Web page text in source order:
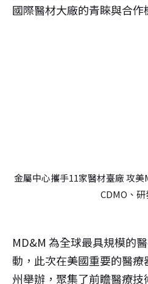
國際醫材大廠的青睞與合作
金屬中心攜手11家醫材臺廠 攻
CDMO、
MD&M 為全球最具規模的
動，此次在美國重要的醫
州舉辦，聚集了前瞻醫療